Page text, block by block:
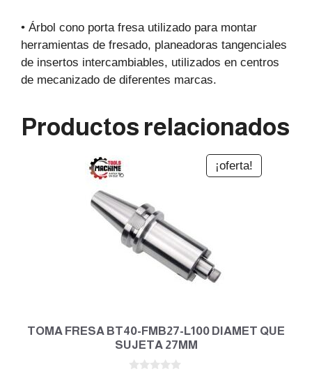
• Árbol cono porta fresa utilizado para montar
herramientas de fresado, planeadoras tangenciales
de insertos intercambiables, utilizados en centros
de mecanizado de diferentes marcas.
Productos relacionados
¡oferta!
TOMA FRESA BT40-FMB27-L100 DIAMET QUE
SUJETA 27MM